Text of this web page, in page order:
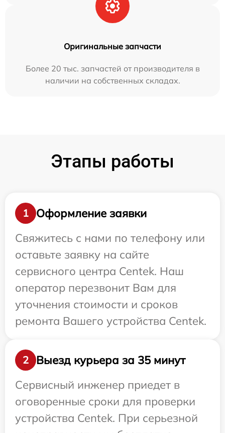
Оригинальные запчасти
Более 20 тыс. запчастей от производителя в
наличии на собственных складах.
Этапы работы
1
Оформление заявки
Свяжитесь с нами по телефону или
оставьте заявку на сайте
сервисного центра Centek. Наш
оператор перезвонит Вам для
уточнения стоимости и сроков
ремонта Вашего устройства Centek.
2
Выезд курьера за 35 минут
Сервисный инженер приедет в
оговоренные сроки для проверки
устройства Centek. При серьезной